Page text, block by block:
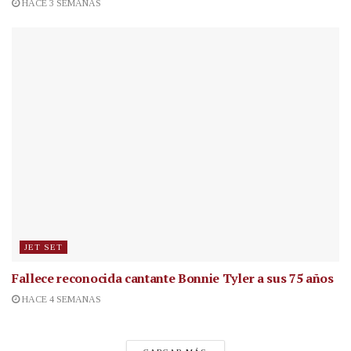
HACE 3 SEMANAS
JET SET
Fallece reconocida cantanteBonnie Tyler a sus 75 años
HACE 4 SEMANAS